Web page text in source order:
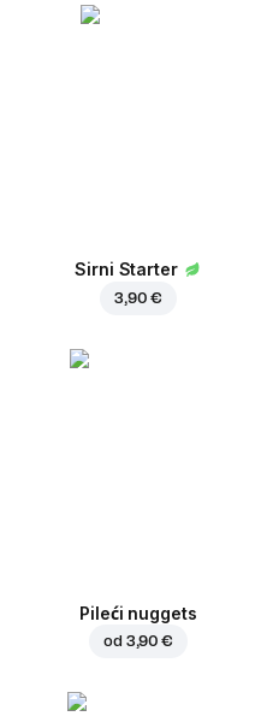
Sirni Starter
3,90 €
Pileći nuggets
od 3,90 €